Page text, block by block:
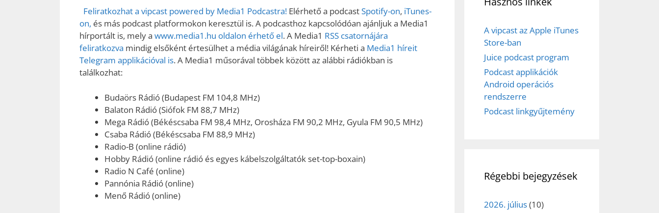
Feliratkozhat a vipcast powered by Media1 Podcastra! Elérhető a podcastSpotify-on, iTunes-
on, és más podcast platformokon keresztül is. A podcasthoz kapcsolódóan ajánljuk a Media1
hírportált is, mely a www.media1.hu oldalon érhető el. A Media1 RSS csatornájára
feliratkozva mindig elsőként értesülhet a média világának híreiről! Kérheti a Media1 híreit
Telegram applikációval is. A Media1 műsorával többek között az alábbi rádiókban is
találkozhat:
Budaörs Rádió (Budapest FM 104,8 MHz)
Balaton Rádió (Siófok FM 88,7 MHz)
Mega Rádió (Békéscsaba FM 98,4 MHz, Orosháza FM 90,2 MHz, Gyula FM 90,5 MHz)
Csaba Rádió (Békéscsaba FM 88,9 MHz)
Radio-B (online rádió)
Hobby Rádió (online rádió és egyes kábelszolgáltatók set-top-boxain)
Radio N Café (online)
Pannónia Rádió (online)
Menő Rádió (online)
A vipcast az Apple iTunes
Store-ban
Juice podcast program
Podcast applikációk
Android operációs
rendszerre
Podcast linkgyűjtemény
Régebbi bejegyzések
2026. július(10)